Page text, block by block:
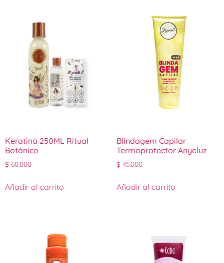
Keratina 250ML Ritual
Botánico
$ 60.000
Añadir al carrito
Blindagem Capilar
Termoprotector Anyeluz
$ 45.000
Añadir al carrito